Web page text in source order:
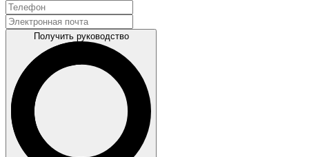
Получить руководство